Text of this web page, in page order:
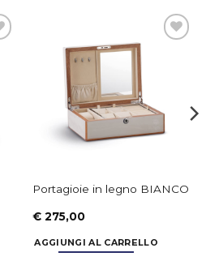
Portagioie in legno BIANCO
€275,00
AGGIUNGI AL CARRELLO